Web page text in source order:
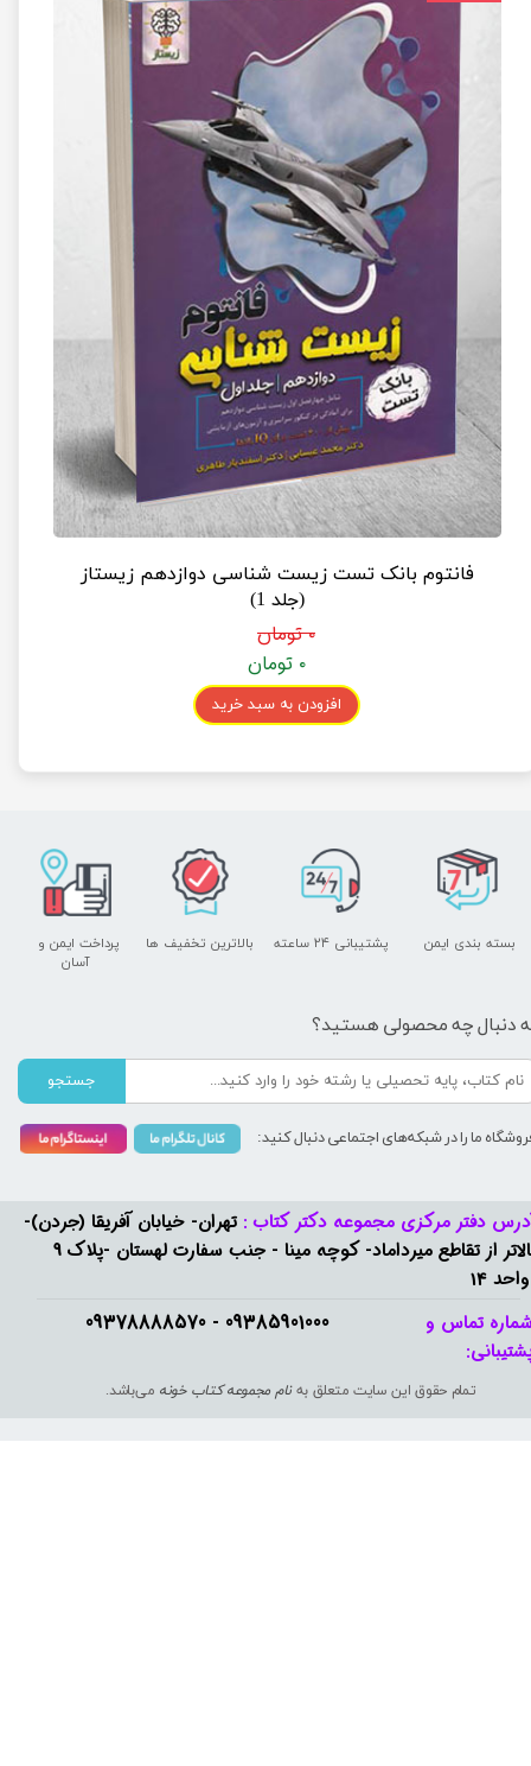
فانتوم بانک تست زیست شناسی دوازدهم زیستاز
(جلد 1)
۰ تومان
۰ تومان
افزودن به سبد خرید
09385901000 - 09378888570​​​​​​​
دفتر مرکزی مجموعه دکتر کتاب : تهران- خیابان آفریقا (جردن)-
بالاتر از تقاطع میرداماد- کوچه مینا - جنب سفارت لهستان -پلاک 9
14
تمام حقوق این سایت متعلق بهنام مجموعه کتاب خونه می‌باشد.
تماس و
پشتیبانی ۲۴ ساعته
پرداخت ایمن و ​​​​​​​
آسان
بسته بندی ایمن بالاترین تخفیف ها
دنبال چه محصولی هستید؟
جستجو
ما را در شبکه‌های اجتماعی دنبال کنید: